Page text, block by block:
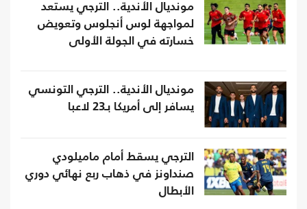
مونديال الأندية.. الترجي يستعد
لمواجهة لوس أنجلوس وتعويض
خسارته في الجولة الأولى
مونديال الأندية.. الترجي التونسي
يسافر إلى أمريكا بـ23 لاعبا
الترجي يسقط أمام ماميلودي
صنداونز في ذهاب ربع نهائي دوري
الأبطال